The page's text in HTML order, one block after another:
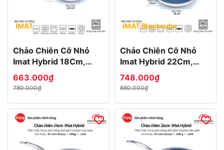
IMAT
Chảo Chiên Cỡ Nhỏ
Imat Hybrid 18Cm,
Chống Dính Ceramic
Xanh
663.000₫
780.000₫
iMAT Blackcube
Chảo Chiên Cỡ Nhỏ
Imat Hybrid 22Cm,
Chống Dính Ceramic
Xanh
748.000₫
880.000₫